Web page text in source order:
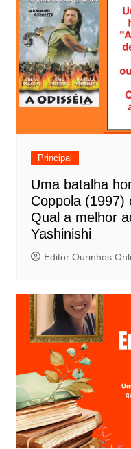
g
a
ç
ã
o
d
Principal
Uma batalha
Coppola (1997)
Qual a melhor
Yashinishi
Editor Ourinhos